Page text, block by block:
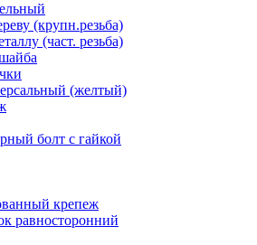
(крупн.резьба)
(част. резьба)
(желтый)
болт с гайкой
крепеж
равносторонний